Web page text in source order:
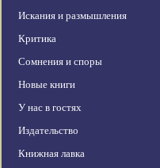
Искания и размышления
Критика
Сомнения и споры
Новые книги
У нас в гостях
Издательство
Книжная лавка